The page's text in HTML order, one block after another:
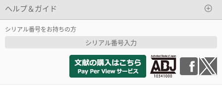
ヘルプ＆ガイド
シリアル番号をお持ちの方
シリアル番号入力